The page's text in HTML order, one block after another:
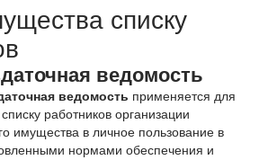
списку
ведомость
ведомость применяется для
работников организации
имущества в личное пользование в
нормами обеспечения и